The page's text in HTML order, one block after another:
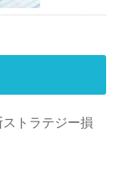
トラテジー損